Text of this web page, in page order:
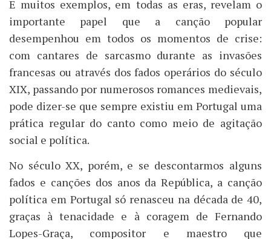
E muitos exemplos, em todas as eras, revelam o
importante papel que a canção popular
desempenhou em todos os momentos de crise:
com cantares de sarcasmo durante as invasões
francesas ou através dos fados operários do século
XIX, passando por numerosos romances medievais,
pode dizer-se que sempre existiu em Portugal uma
prática regular do canto como meio de agitação
social e política.
No século XX, porém, e se descontarmos alguns
fados e canções dos anos da República, a canção
política em Portugal só renasceu na década de 40,
graças à tenacidade e à coragem de Fernando
Lopes-Graça, compositor e maestro que